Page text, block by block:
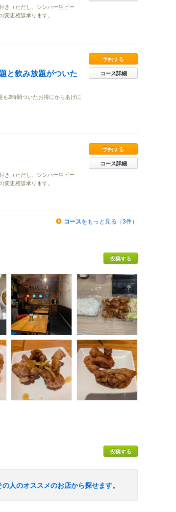
き（ただし、シンハー生ビー
更相談承ります。
と飲み放題がついた
2時間ついたお得にからあげに
予約する
コース詳細
き（ただし、シンハー生ビー
更相談承ります。
予約する
コース詳細
コースをもっと見る（3件）
投稿する
投稿する
人のオススメのお店から探せます。